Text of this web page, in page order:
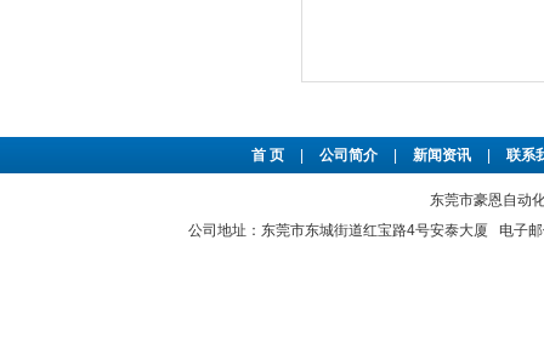
首 页 公司简介 新闻资讯 联系
东莞市豪恩自动
公司地址：东莞市东城街道红宝路4号安泰大厦 电子